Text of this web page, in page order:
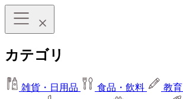
カテゴリ
雑貨・日用品 食品・飲料 教育